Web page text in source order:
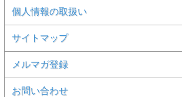
個人情報の取扱い
サイトマップ
メルマガ登録
お問い合わせ